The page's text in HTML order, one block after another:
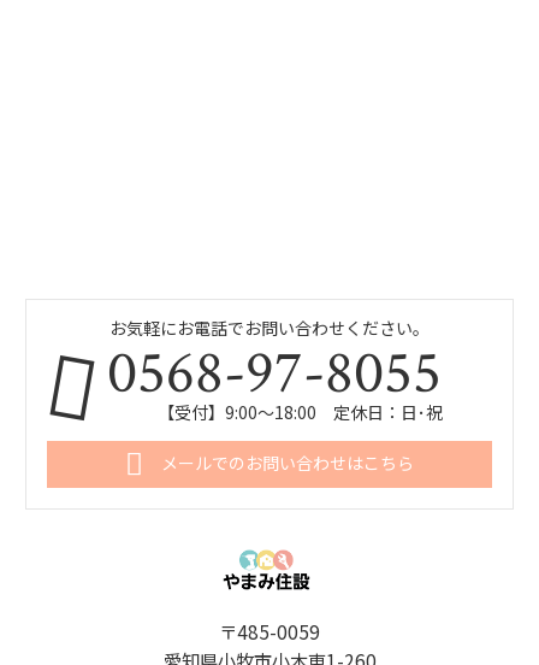
お気軽にお電話でお問い合わせください。
0568-97-8055
【受付】9:00～18:00 定休日：日･祝
メールでのお問い合わせはこちら
〒485-0059